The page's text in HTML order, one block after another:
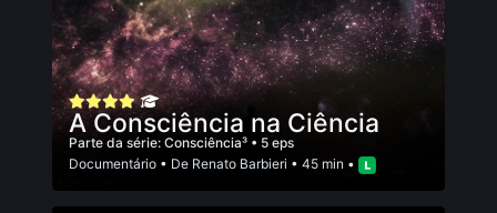
A Consciência na Ciência
Parte da série: Consciência³ • 5 eps
Documentário • De Renato Barbieri • 45 min •